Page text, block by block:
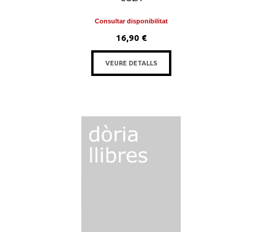
Consultar disponibilitat
16,90 €
VEURE DETALLS